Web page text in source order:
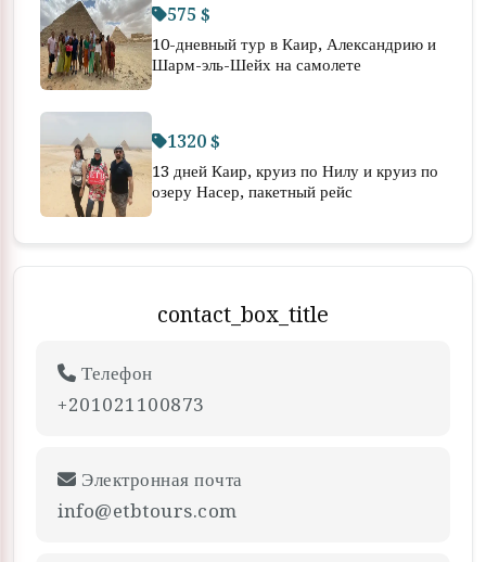
575 $
10-дневный тур в Каир, Александрию и
Шарм-эль-Шейх на самолете
1320 $
13 дней Каир, круиз по Нилу и круиз по
озеру Насер, пакетный рейс
contact_box_title
Телефон
+201021100873
Электронная почта
info@etbtours.com